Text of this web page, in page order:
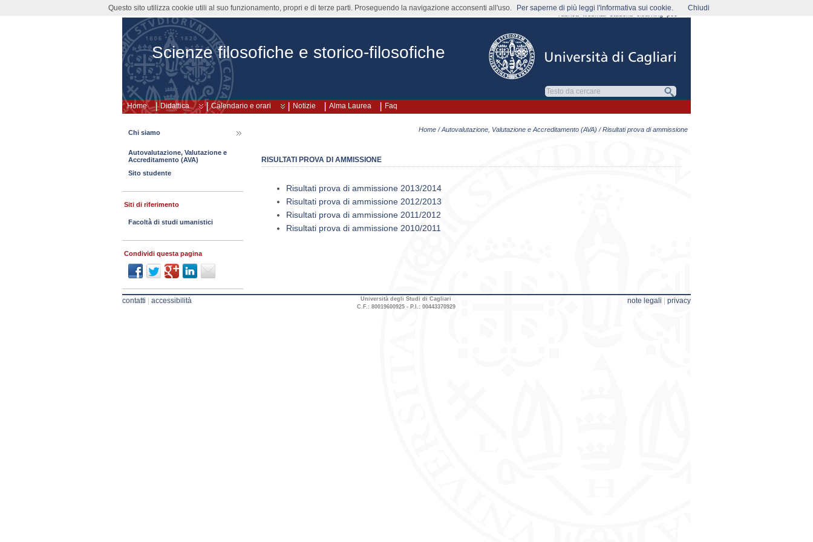
Scienze filosofiche e storico-filosofiche
Home
rubrica webmail
Didattica Calendario e orari Notizie Alma Laurea Faq
Home /Autovalutazione, Valutazione e Accreditamento (AVA) / Risultati prova di ammissione
RISULTATI PROVA DI AMMISSIONE
Risultati prova di ammissione 2013/2014
Risultati prova di ammissione 2012/2013
Risultati prova di ammissione 2011/2012
Risultati prova di ammissione 2010/2011
Chi siamo
Autovalutazione, Valutazione e
Accreditamento (AVA)
Sito studente
Siti di riferimento
Facoltà di studi umanistici
Condividi questa pagina
contatti accessibilità
Università degli Studi di Cagliari
C.F.: 80019600925 - P.I.: 00443370929
note legali privacy
Questo sito utilizza cookie utili al suo funzionamento, propri e di terze parti. Proseguendo la navigazione acconsenti all'uso. Per saperne di più leggi l'informativa sui cookie. Chiudi